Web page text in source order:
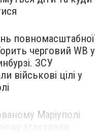
повномасштабної
черговий WB у
ЗСУ
військові цілі у
Маріуполі
атакували